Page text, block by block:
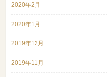
2020年2月
2020年1月
2019年12月
2019年11月